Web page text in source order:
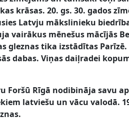
krāsas. 20. gs. 30. gados
Latvju mākslinieku
vairākus mēnešus mācījās
gleznas tika izstādītas
dabas. Viņas daiļradei
Foršū Rīgā nodibināja savu
latviešu un vācu valodā.